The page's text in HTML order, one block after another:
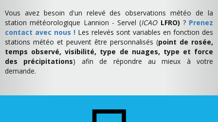
Vous avez besoin d'un relevé des observations météo de la
station météorologique Lannion - Servel (ICAO LFRO) ? Prenez
contact avec nous ! Les relevés sont variables en fonction des
stations météo et peuvent être personnalisés (point de rosée,
temps observé, visibilité, type de nuages, type et force
des précipitations) afin de répondre au mieux à votre
demande.